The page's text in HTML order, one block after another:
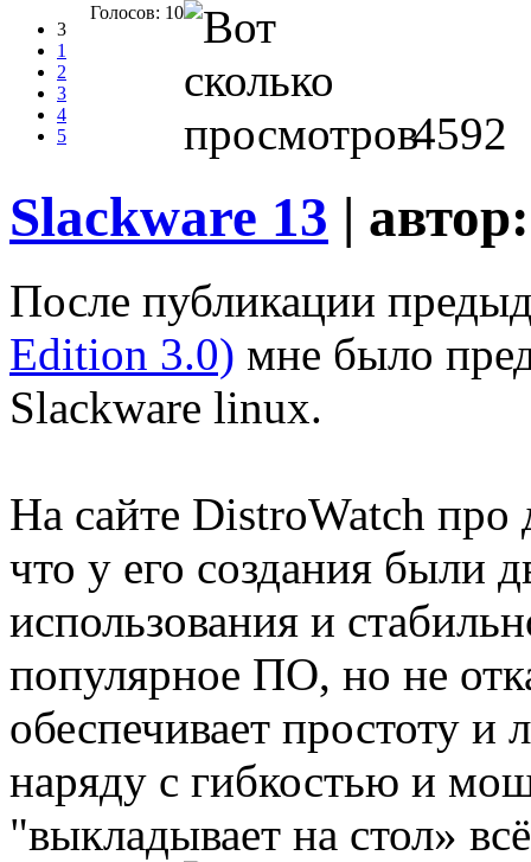
3
1
2
3
4
5
Голосов: 10
4592
Slackware 13 |
После публикации
Edition 3.0) мне было
Slackware linux.
На сайте DistroWatch
что у его создания были
использования и
популярное ПО, но не
обеспечивает простоту и
наряду с гибкостью и
"выкладывает на стол»